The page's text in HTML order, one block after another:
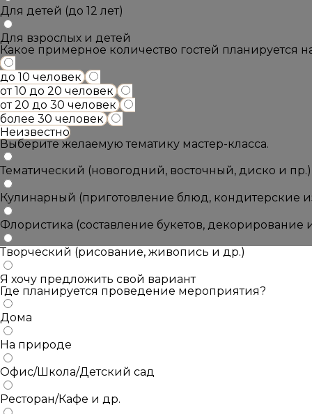
Для детей (до 12 лет)
Для взрослых и детей
Какое примерное количество гостей планируется
до 10 человек
от 10 до 20 человек
от 20 до 30 человек
более 30 человек
Неизвестно
Выберите желаемую тематику мастер-класса.
Тематический (новогодний, восточный, диско и пр.)
Кулинарный (приготовление блюд, кондитерские
Флористика (составление букетов, декорирование
Творческий (рисование, живопись и др.)
Я хочу предложить свой вариант
Где планируется проведение мероприятия?
Дома
На природе
Офис/Школа/Детский сад
Ресторан/Кафе и др.